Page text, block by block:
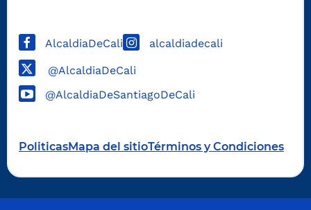
AlcaldiaDeCali alcaldiadecali
@AlcaldiaDeCali
@AlcaldiaDeSantiagoDeCali
PoliticasMapa del sitioTérminos y Condiciones